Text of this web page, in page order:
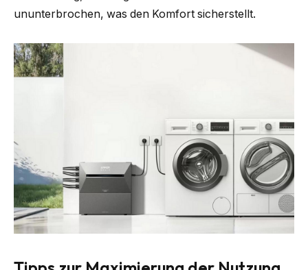
ununterbrochen, was den Komfort sicherstellt.